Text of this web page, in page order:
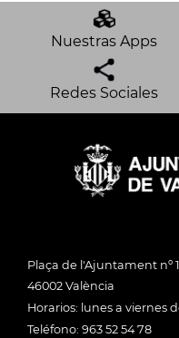
Nuestras Apps
Redes Sociales
Plaça de l'Ajuntament nº 1
46002 València
Horarios: lunes a viernes
Teléfono: 963 52 54 78